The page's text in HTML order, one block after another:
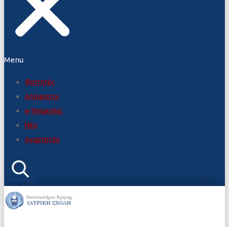
Menu
Φοιτητές
Απόφοιτοι
e-Υπηρεσίες
Νέα
Αναρτητέα